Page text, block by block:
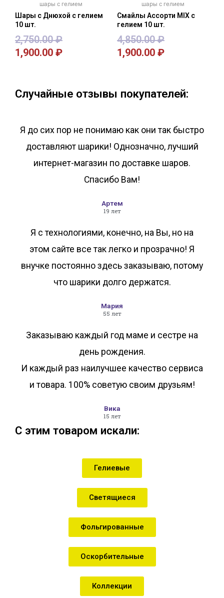
шары с гелием
Шары с Днюхой с гелием
10 шт.
2,750.00₽
1,900.00 ₽
шары с гелием
Смайлы Ассорти MIX с
гелием 10 шт.
4,850.00₽
1,900.00 ₽
Случайные отзывы покупателей:
Я до сих пор не понимаю как они так быстро
доставляют шарики! Однозначно, лучший
интернет-магазин по доставке шаров.
Спасибо Вам!
Артем
19 лет
Я с технологиями, конечно, на Вы, но на
этом сайте все так легко и прозрачно! Я
внучке постоянно здесь заказываю, потому
что шарики долго держатся.
Мария
55 лет
Заказываю каждый год маме и сестре на
день рождения.
И каждый раз наилучшее качество сервиса
и товара. 100% советую своим друзьям!
Вика
15 лет
С этим товаром искали:
Гелиевые
Светящиеся
Фольгированные
Оскорбительные
Коллекции